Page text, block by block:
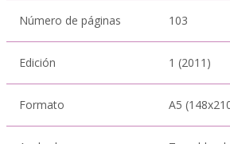
Número de páginas 103
Edición 1 (2011)
Formato A5